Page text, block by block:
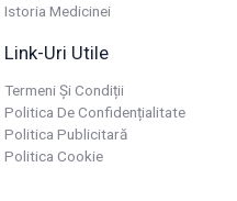
Istoria Medicinei
Link-Uri Utile
Termeni Și Condiții
Politica De Confidențialitate
Politica Publicitară
Politica Cookie